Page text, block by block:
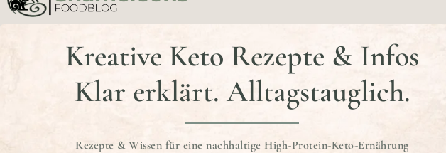
Kreative Keto Rezepte & Infos
Klar erklärt. Alltagstauglich.
Rezepte & Wissen für eine nachhaltige High-Protein-Keto-Ernährung